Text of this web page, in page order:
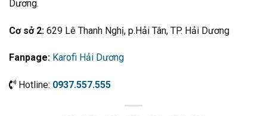
Dương.
Cơ sở 2: 629 Lê Thanh Nghị, p.Hải Tân, TP. Hải Dương
Fanpage: Karofi Hải Dương
Hotline: 0937.557.555